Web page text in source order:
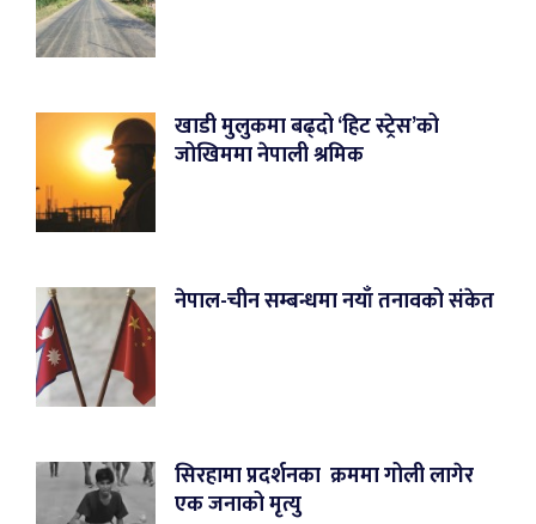
खाडी मुलुकमा बढ्दो ‘हिट स्ट्रेस’को
जोखिममा नेपाली श्रमिक
नेपाल-चीन सम्बन्धमा नयाँ तनावको संकेत
सिरहामा प्रदर्शनका क्रममा गोली लागेर
एक जनाको मृत्यु